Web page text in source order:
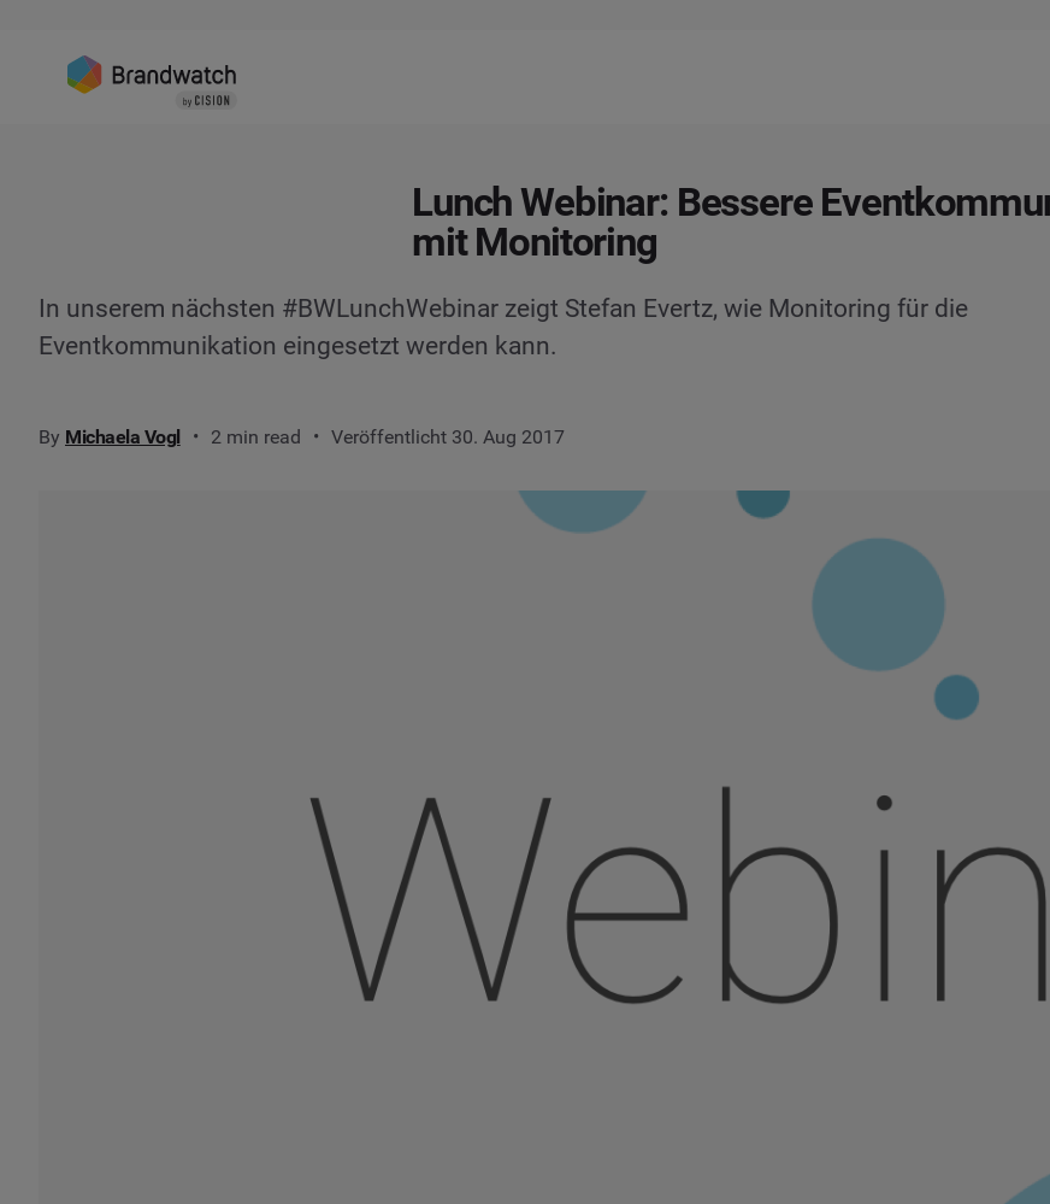
Lunch Webinar: Bessere
mit Monitoring
In unserem nächsten #BWLunchWebinar zeigt Stefan Evertz, wie Monitoring für die
Eventkommunikation eingesetzt werden kann.
By Michaela Vogl 2 min read Veröffentlicht 30. Aug 2017